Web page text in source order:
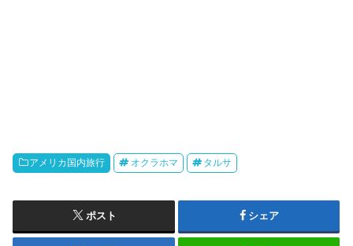
アメリカ国内旅行 オクラホマ タルサ
ポスト シェア